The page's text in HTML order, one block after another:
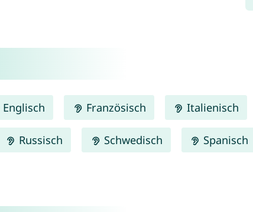
Englisch Französisch Italienisch
Russisch Schwedisch Spanisch